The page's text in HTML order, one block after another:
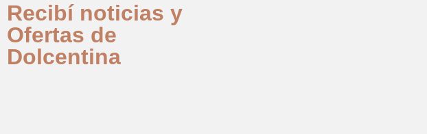
Recibí noticias y
Ofertas de
Dolcentina